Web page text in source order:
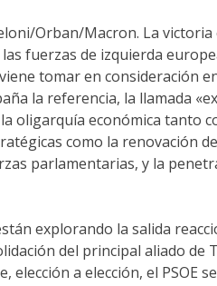
Orban/Macron. La
fuerzas de izquierda
tomar en consideración
la referencia, la llamada
oligarquía económica tanto
como la renovación
parlamentarias, y la
explorando la salida
del principal aliado de
a elección, el